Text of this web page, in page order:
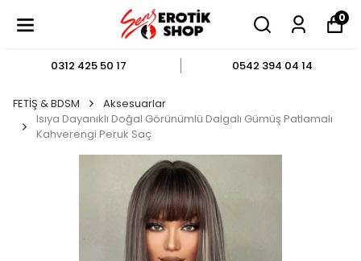
0
0312 425 50 17 0542 394 04 14
FETİŞ & BDSM
Aksesuarlar
Isıya Dayanıklı Doğal Görünümlü Dalgalı Gümüş Patlamalı
Kahverengi Peruk Saç